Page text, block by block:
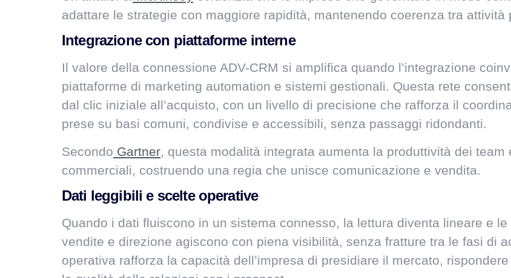
adattare le strategie con maggiore rapidità, mantenendo coerenza tra
Integrazione con piattaforme interne
Il valore della connessione ADV-CRM si amplifica quando l’integrazione
piattaforme di marketing automation e sistemi gestionali. Questa rete
dal clic iniziale all’acquisto, con un livello di precisione che rafforza il
prese su basi comuni, condivise e accessibili, senza passaggi ridondanti.
Secondo Gartner, questa modalità integrata aumenta la produttività dei
commerciali, costruendo una regia che unisce comunicazione e vendita.
Dati leggibili e scelte operative
Quando i dati fluiscono in un sistema connesso, la lettura diventa lineare e
vendite e direzione agiscono con piena visibilità, senza fratture tra le fasi di
operativa rafforza la capacità dell’impresa di presidiare il mercato,